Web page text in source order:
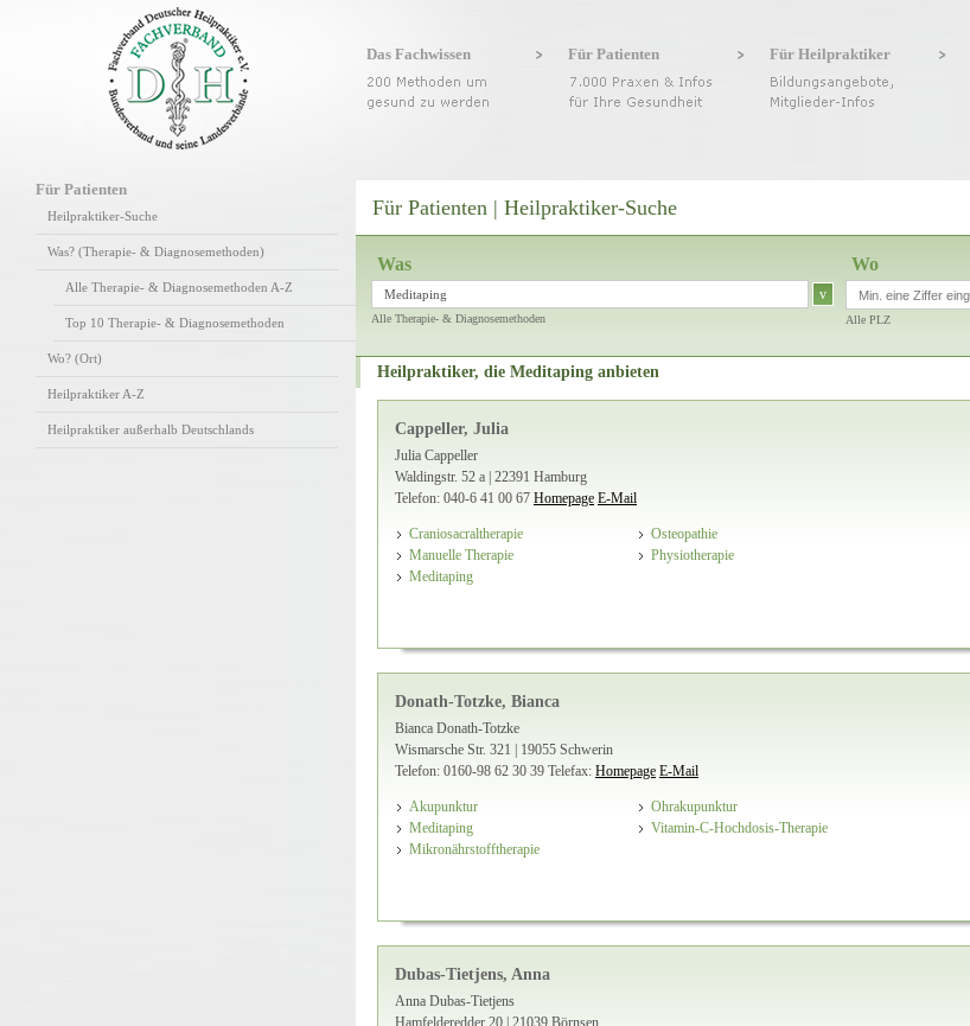
Das Fachwissen Für Patienten Für Heilpraktiker
Für Patienten
Heilpraktiker-Suche
Was? (Therapie- & Diagnosemethoden)
Alle Therapie- & Diagnosemethoden A-Z
Top 10 Therapie- & Diagnosemethoden
Wo? (Ort)
Heilpraktiker A-Z
Heilpraktiker außerhalb Deutschlands
Für Patienten | Heilpraktiker-Suche
Was
Meditaping v
Alle Therapie- & Diagnosemethoden
Wo
Alle PLZ
Heilpraktiker, die Meditaping anbieten
Cappeller, Julia
Julia Cappeller
Waldingstr. 52 a | 22391 Hamburg
Telefon: 040-6 41 00 67 Homepage E-Mail
Craniosacraltherapie
Manuelle Therapie
Meditaping
Osteopathie
Physiotherapie
Donath-Totzke, Bianca
Bianca Donath-Totzke
Wismarsche Str. 321 | 19055 Schwerin
Telefon: 0160-98 62 30 39 Telefax: Homepage E-Mail
Akupunktur
Meditaping
Mikronährstofftherapie
Ohrakupunktur
Vitamin-C-Hochdosis-Therapie
Dubas-Tietjens, Anna
Anna Dubas-Tietjens
Hamfelderedder 20 | 21039 Börnsen